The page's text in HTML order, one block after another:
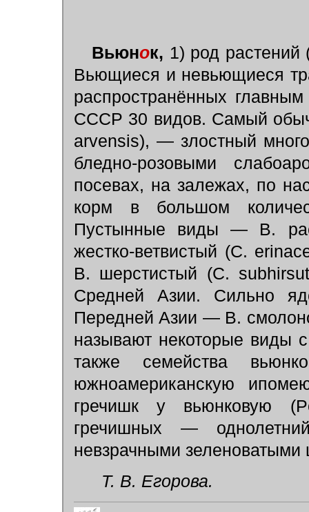
Вьюнок, 1) род растений
Вьющиеся и невьющиеся
распространённых
СССР 30 видов. Самый
arvensis), — злостный
бледно-розовыми
посевах, на залежах, по
корм в большом
Пустынные виды — В.
жестко-ветвистый (С.
В. шерстистый (С.
Средней Азии. Сильно
Передней Азии — В.
называют некоторые виды
также семейства
южноамериканскую
гречишк у вьюнковую
гречишных —
невзрачными зеленоватыми
Т. В. Егорова.